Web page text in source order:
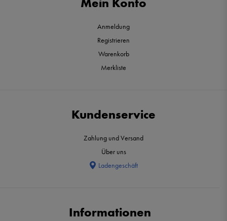
Anmeldung
Registrieren
Warenkorb
Merkliste
Kundenservice
Zahlung und Versand
Über uns
Ladengeschäft
Informationen